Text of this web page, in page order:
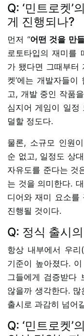
Q: ‘민트로켓’
게 진행되나?
먼저 “어떤 것을 만
로토타입의 재미를
가 됐다면 그때부터
켓’에는 개발자들이
고, 개발 중인 작품
심지어 게임이 일정
덜할 정도다.
물론, 소규모 인원
순 없고, 일정도 상
자유도를 준다는 것
는 것을 의미한다.
디어와 재미 요소를
진행될 것이다.
Q: 정식 출시
항상 내부에서 우
기준이 높아졌다.
그들에게 검증받다
않을까 생각한다.
출시로 과감히 넘어
Q: ‘민트로켓’